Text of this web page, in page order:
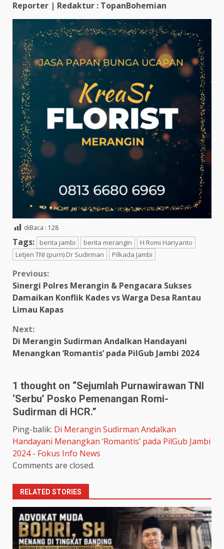
Reporter | Redaktur : TopanBohemian
diBaca : 128
Tags: berita jambi berita merangin
H Romi Hariyanto
Letjen TNI (purn) Dr Sudirman
Pilkada Jambi
Continue
Reading
Previous:
Sinergi Polres Merangin & Pengacara Sukses
Damaikan Konflik Kades vs Warga Desa Rantau
Limau Kapas
Next:
Di Merangin Sudirman Andalkan Handayani
Menangkan ‘Romantis’ pada PilGub Jambi 2024
1 thought on “Sejumlah Purnawirawan TNI
‘Serbu’ Posko Pemenangan Romi-
Sudirman di HCR.”
Ping-balik: Di Merangin Sudirman Andalkan
Handayani Menangkan ‘Romantis’ pada PilGub Jambi
2024 - Fokus Info News
Comments are closed.
RELATED STORIES